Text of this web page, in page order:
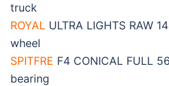
truck
ROYAL ULTRA LIGHTS RAW
wheel
SPITFRE F4 CONICAL FULL
bearing